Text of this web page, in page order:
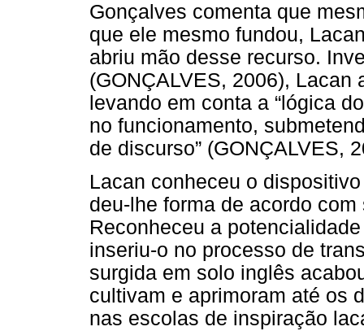
Gonçalves comenta que
que ele mesmo fundou,
abriu mão desse recurso.
(GONÇALVES, 2006),
levando em conta a “lógica
no funcionamento,
de discurso” (GONÇALVES,
Lacan conheceu o
deu-lhe forma de acordo
Reconheceu a
inseriu-o no processo de
surgida em solo inglês
cultivam e aprimoram até os
nas escolas de inspiração